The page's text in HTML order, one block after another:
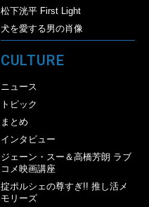
松下洸平 First Light
犬を愛する男の肖像
CULTURE
ニュース
トピック
まとめ
インタビュー
ジェーン・スー＆高橋芳朗 ラブ
コメ映画講座
掟ポルシェの尊すぎ!! 推し活メ
モリーズ